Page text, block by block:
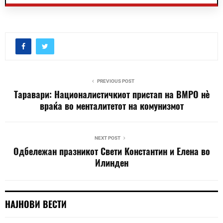
PREVIOUS POST
Таравари: Националистичкиот пристап на ВМРО нè
враќа во менталитетот на комунизмот
NEXT POST
Одбележан празникот Свети Константин и Елена во
Илинден
НАЈНОВИ ВЕСТИ